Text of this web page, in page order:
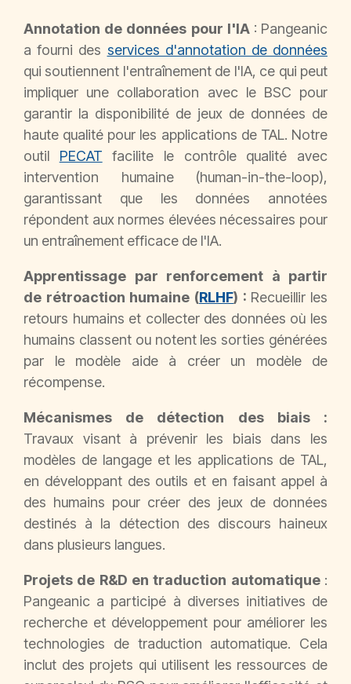
Annotation de données pour l'IA: Pangeanic
a fourni des services d'annotation de données
qui soutiennent l'entraînement de l'IA, ce qui peut
impliquer une collaboration avec le BSC pour
garantir la disponibilité de jeux de données de
haute qualité pour les applications de TAL. Notre
outil PECAT facilite le contrôle qualité avec
intervention humaine (human-in-the-loop),
garantissant que les données annotées
répondent aux normes élevées nécessaires pour
un entraînement efficace de l'IA.
Apprentissage par renforcement à partir
de rétroaction humaine (RLHF) : Recueillir les
retours humains et collecter des données où les
humains classent ou notent les sorties générées
par le modèle aide à créer un modèle de
récompense.
Mécanismes de détection des biais :
Travaux visant à prévenir les biais dans les
modèles de langage et les applications de TAL,
en développant des outils et en faisant appel à
des humains pour créer des jeux de données
destinés à la détection des discours haineux
dans plusieurs langues.
Projets de R&D en traduction automatique:
Pangeanic a participé à diverses initiatives de
recherche et développement pour améliorer les
technologies de traduction automatique. Cela
inclut des projets qui utilisent les ressources de